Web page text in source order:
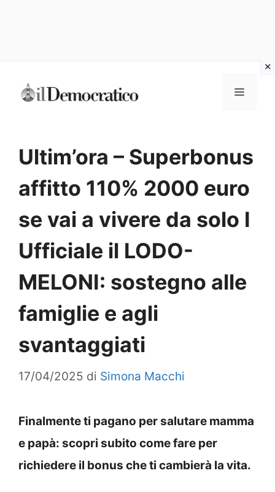
Menu
Ultim’ora – Superbonus
affitto 110% 2000 euro
se vai a vivere da solo I
Ufficiale il LODO-
MELONI: sostegno alle
famiglie e agli
svantaggiati
17/04/2025 di Simona Macchi
Finalmente ti pagano per salutare mamma
e papà: scopri subito come fare per
richiedere il bonus che ti cambierà la vita.